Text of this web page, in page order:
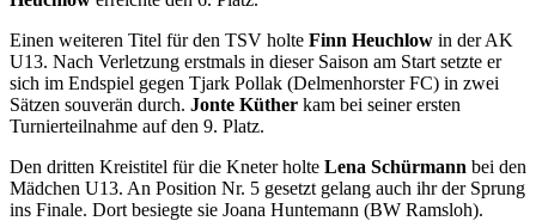
Einen weiteren Titel für den TSV holte Finn Heuchlow in der AK
U13. Nach Verletzung erstmals in dieser Saison am Start setzte er
sich im Endspiel gegen Tjark Pollak (Delmenhorster FC) in zwei
Sätzen souverän durch. Jonte Küther kam bei seiner ersten
Turnierteilnahme auf den 9. Platz.
Den dritten Kreistitel für die Kneter holte Lena Schürmann bei den
Mädchen U13. An Position Nr. 5 gesetzt gelang auch ihr der Sprung
ins Finale. Dort besiegte sie Joana Huntemann (BW Ramsloh).